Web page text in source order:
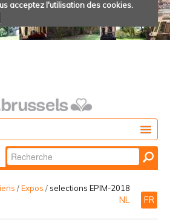
acceptez l'utilisation des cookies.
Chercher par
Recherche
avancée…
/Expos / selections EPIM-2018
NL FR